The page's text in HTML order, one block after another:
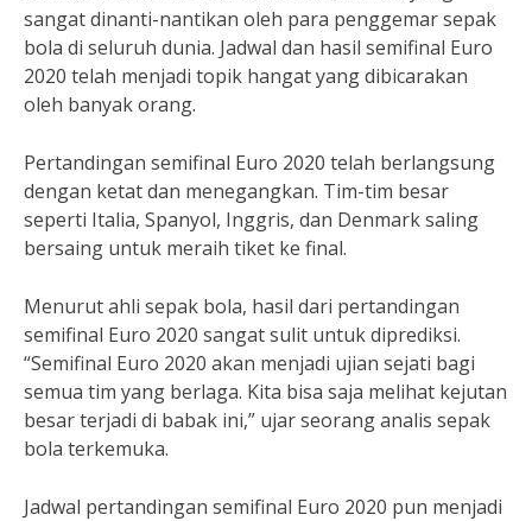
sangat dinanti-nantikan oleh para penggemar sepak
bola di seluruh dunia. Jadwal dan hasil semifinal Euro
2020 telah menjadi topik hangat yang dibicarakan
oleh banyak orang.
Pertandingan semifinal Euro 2020 telah berlangsung
dengan ketat dan menegangkan. Tim-tim besar
seperti Italia, Spanyol, Inggris, dan Denmark saling
bersaing untuk meraih tiket ke final.
Menurut ahli sepak bola, hasil dari pertandingan
semifinal Euro 2020 sangat sulit untuk diprediksi.
“Semifinal Euro 2020 akan menjadi ujian sejati bagi
semua tim yang berlaga. Kita bisa saja melihat kejutan
besar terjadi di babak ini,” ujar seorang analis sepak
bola terkemuka.
Jadwal pertandingan semifinal Euro 2020 pun menjadi